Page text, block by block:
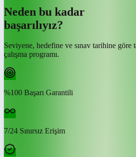
Neden bu kadar
başarılıyız?
Seviyene, hedefine ve sınav tarihine göre
çalışma programı.
%100 Başarı Garantili
7/24 Sınırsız Erişim